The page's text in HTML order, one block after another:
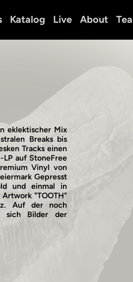
Katalog Live About
eklektischer Mix
Breaks bis
Tracks einen
auf StoneFree
Vinyl von
Gepresst
und einmal in
"TOOTH"
Auf der noch
sich Bilder der